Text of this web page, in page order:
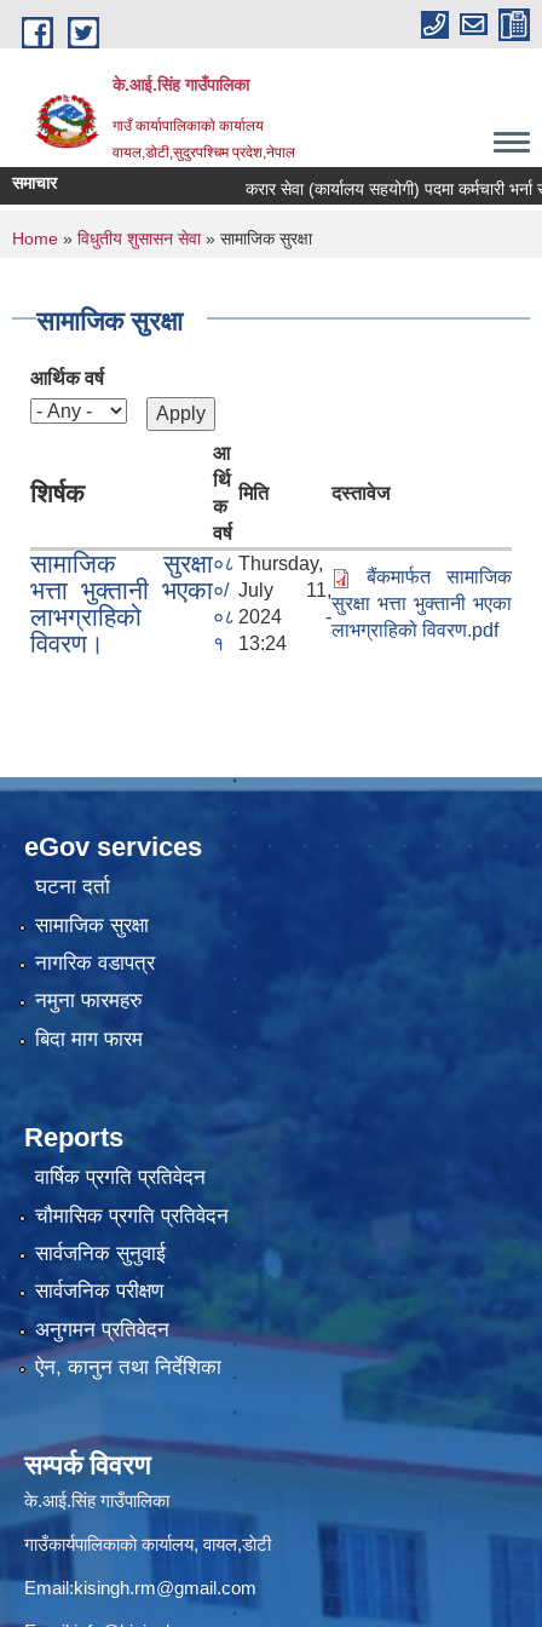
Skip to main content
के.आई.सिंह गाउँपालिका
गाउँ कार्यापालिकाकाे कार्यालय
वायल,डोटी,सुदुरपश्चिम प्रदेश,नेपाल
समाचार करार सेवा (कार्यालय सहयोगी) पदमा कर्मचारी भर्ना
You are here
Home » विधुतीय शुसासन सेवा» सामाजिक सुरक्षा
सामाजिक सुरक्षा
आर्थिक वर्ष
शिर्षक
आ
र्थि
क
वर्ष
मिति दस्तावेज
सामाजिक सुरक्षा
भत्ता भुक्तानी भएका
लाभग्राहिको
विवरण।
०८
०/
०८
१
Thursday,
July 11,
2024 -
13:24
बैंकमार्फत सामाजिक
सुरक्षा भत्ता भुक्तानी भएका
लाभग्राहिको विवरण.pdf
eGov services
घटना दर्ता
सामाजिक सुरक्षा
नागरिक वडापत्र
नमुना फारमहरु
बिदा माग फारम
Reports
वार्षिक प्रगति प्रतिवेदन
चौमासिक प्रगति प्रतिवेदन
सार्वजनिक सुनुवाई
सार्वजनिक परीक्षण
अनुगमन प्रतिवेदन
ऐन, कानुन तथा निर्देशिका
सम्पर्क विवरण
के.आई.सिंह गाउँपालिका
गाउँकार्यपालिकाकाे कार्यालय, वायल,डाेटी
Email:kisingh.rm@gmail.com